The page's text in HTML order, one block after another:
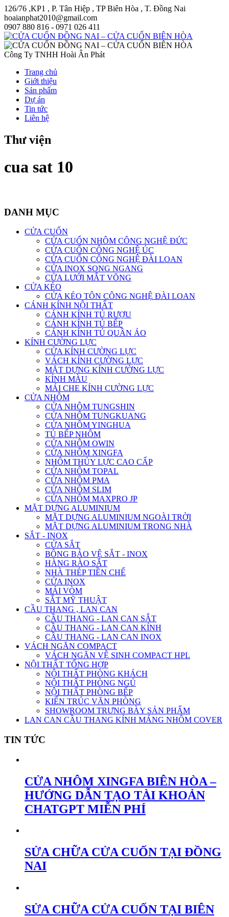
126/76 ,KP1 , P. Tân Hiệp , TP Biên Hòa , T. Đồng Nai
hoaianphat2010@gmail.com
0907 880 816 - 0971 026 411
Công Ty TNHH Hoài Ân Phát
Trang chủ
Giới thiệu
Sản phẩm
Dự án
Tin tức
Liên hệ
Thư viện
cua sat 10
DANH MỤC
CỬA CUỐN
CỬA CUỐN NHÔM CÔNG NGHỆ ĐỨC
CỬA CUỐN CÔNG NGHỆ ÚC
CỬA CUỐN CÔNG NGHỆ ĐÀI LOAN
CỬA INOX SONG NGANG
CỬA LƯỚI MẮT VÕNG
CỬA KÉO
CỬA KÉO TÔN CÔNG NGHỆ ĐÀI LOAN
CÁNH KÍNH NỘI THẤT
CÁNH KÍNH TỦ RƯỢU
CÁNH KÍNH TỦ BẾP
CÁNH KÍNH TỦ QUẦN ÁO
KÍNH CƯỜNG LỰC
CỬA KÍNH CƯỜNG LỰC
VÁCH KÍNH CƯỜNG LỰC
MẶT DỰNG KÍNH CƯỜNG LỰC
KÍNH MÀU
MÁI CHE KÍNH CƯỜNG LỰC
CỬA NHÔM
CỬA NHÔM TUNGSHIN
CỬA NHÔM TUNGKUANG
CỬA NHÔM YINGHUA
TỦ BẾP NHÔM
CỬA NHÔM OWIN
CỬA NHÔM XINGFA
NHÔM THỦY LỰC CAO CẤP
CỬA NHÔM TOPAL
CỬA NHÔM PMA
CỬA NHÔM SLIM
CỬA NHÔM MAXPRO JP
MẶT DỰNG ALUMINIUM
MẶT DỰNG ALUMINIUM NGOÀI TRỜI
MẶT DỰNG ALUMINIUM TRONG NHÀ
SẮT - INOX
CỬA SẮT
BÔNG BẢO VỆ SẮT - INOX
HÀNG RÀO SẮT
NHÀ THÉP TIỀN CHẾ
CỬA INOX
MÁI VÒM
SẮT MỸ THUẬT
CẦU THANG , LAN CAN
CẦU THANG - LAN CAN SẮT
CẦU THANG - LAN CAN KÍNH
CẦU THANG - LAN CAN INOX
VÁCH NGĂN COMPACT
VÁCH NGĂN VỆ SINH COMPACT HPL
NỘI THẤT TỔNG HỢP
NỘI THẤT PHÒNG KHÁCH
NỘI THẤT PHÒNG NGỦ
NỘI THẤT PHÒNG BẾP
KIẾN TRÚC VĂN PHÒNG
SHOWROOM TRƯNG BÀY SẢN PHẨM
LAN CAN CẦU THANG KÍNH MÁNG NHÔM COVER
TIN TỨC
CỬA NHÔM XINGFA BIÊN HÒA –
HƯỚNG DẪN TẠO TÀI KHOẢN
CHATGPT MIỄN PHÍ
SỬA CHỮA CỬA CUỐN TẠI ĐỒNG
NAI
SỬA CHỮA CỬA CUỐN TẠI BIÊN